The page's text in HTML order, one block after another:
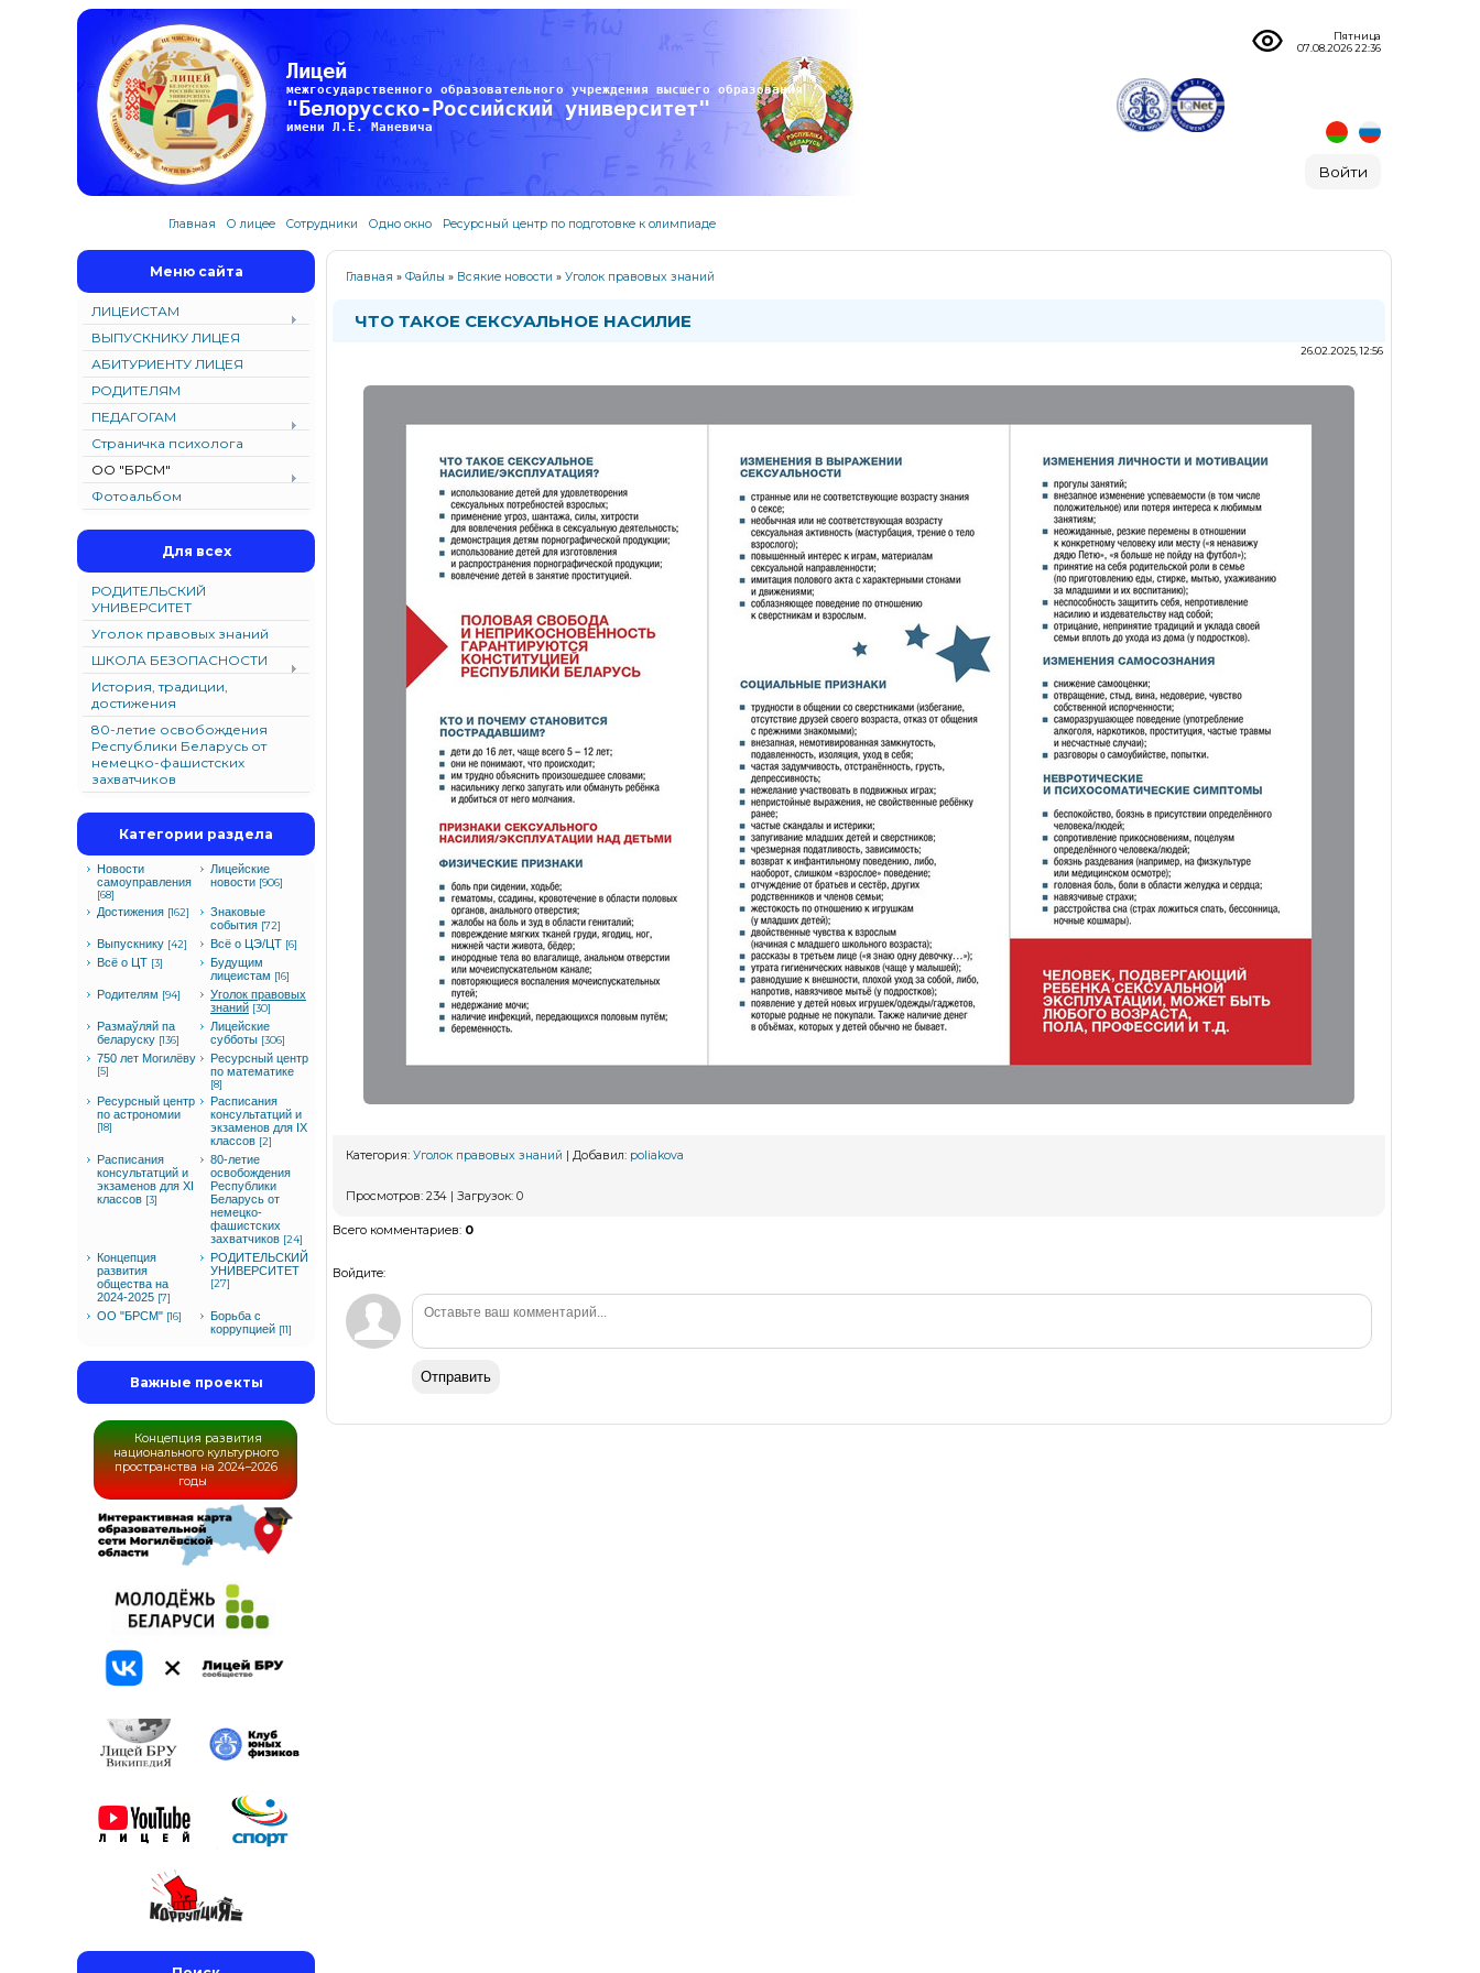
Лицей
межгосударственного образовательного учреждения высшего образования
"Белорусско-Российский университет"
имени Л.Е. Маневича
Пятница
07.08.2026 22:36
Войти
Главная О лицее Сотрудники Одно окно Ресурсный центр по подготовке к олимпиаде
Меню сайта
ЛИЦЕИСТАМ
ВЫПУСКНИКУ ЛИЦЕЯ
АБИТУРИЕНТУ ЛИЦЕЯ
РОДИТЕЛЯМ
ПЕДАГОГАМ
Страничка психолога
ОО "БРСМ"
Фотоальбом
Для всех
РОДИТЕЛЬСКИЙ
УНИВЕРСИТЕТ
Уголок правовых знаний
ШКОЛА БЕЗОПАСНОСТИ
История, традиции,
достижения
80-летие освобождения
Республики Беларусь от
немецко-фашистских
захватчиков
Категории раздела
Новости
самоуправления
[68]
Лицейские
новости [906]
Достижения [162]
Знаковые
события [72]
Выпускнику [42] Всё о ЦЭ/ЦТ [6]
Всё о ЦТ [3]
Будущим
лицеистам [16]
Родителям [94]
Уголок правовых
знаний [30]
Размаўляй па
беларуску [136]
Лицейские
субботы [306]
750 лет Могилёву
[5]
Ресурсный центр
по математике
[8]
Ресурсный центр
по астрономии
[18]
Расписания
консультатций и
экзаменов для IX
классов [2]
Расписания
консультатций и
экзаменов для XI
классов [3]
80-летие
освобождения
Республики
Беларусь от
немецко-
фашистских
захватчиков [24]
Концепция
развития
общества на
2024-2025 [7]
РОДИТЕЛЬСКИЙ
УНИВЕРСИТЕТ
[27]
ОО "БРСМ" [16]
Борьба с
коррупцией [11]
Важные проекты
Концепция развития
национального культурного
пространства на 2024–2026
годы
Главная » Файлы » Всякие новости » Уголок правовых знаний
ЧТО ТАКОЕ СЕКСУАЛЬНОЕ НАСИЛИЕ
26.02.2025, 12:56
Категория: Уголок правовых знаний | Добавил: poliakova
Просмотров: 234 | Загрузок: 0
Всего комментариев: 0
Войдите:
Отправить